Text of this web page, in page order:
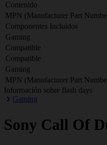
Contenido
MPN (Manufacturer Part
Componentes Incluidos
Gaming
Compatible
Compatible
Gaming
MPN (Manufacturer Part
Información sobre flash days
Gaming
Sony Call Of